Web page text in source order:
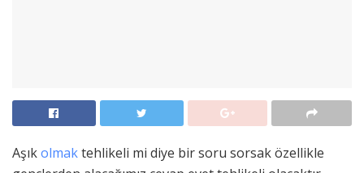
Aşıkolmaktehlikeli mi diye bir soru sorsak özellikle